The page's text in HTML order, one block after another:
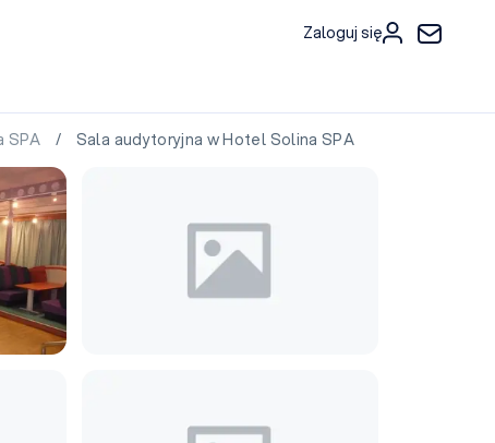
Zaloguj się
SPA / Sala audytoryjna w Hotel Solina SPA